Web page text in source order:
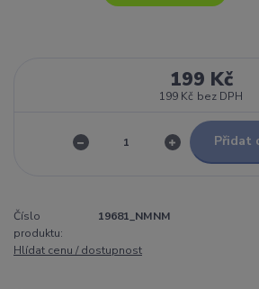
199 Kč
199 Kč bez DPH
Přidat
Číslo
produktu:
19681_NMNM
Hlídat cenu / dostupnost